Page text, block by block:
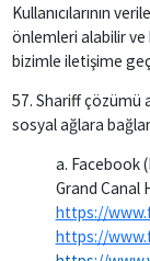
Kullanıcılarının
önlemleri alabilir ve
bizimle iletişime
57. Shariff çözümü
sosyal ağlara
a. Facebook
Grand Canal
https://
https://